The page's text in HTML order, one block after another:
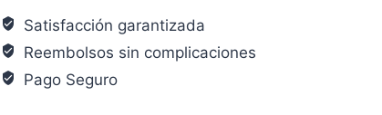
500
32,5
cm.x
Satisfacción garantizada
Reembolsos sin complicaciones
Pago Seguro